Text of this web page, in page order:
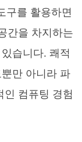
구를 활용하면
간을 차지하는
습니다. 쾌적
만 아니라 파
인 컴퓨팅 경험